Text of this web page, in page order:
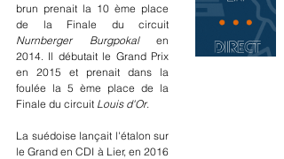
brun prenait la 10 ème place
Nurnberger Burgpokal en
2014. Il débutait le Grand Prix
en 2015 et prenait dans la
foulée la 5 ème place de la
Finale du circuit Louis d'Or.
La suédoise lançait l'étalon sur
le Grand en CDI à Lier, en 2016